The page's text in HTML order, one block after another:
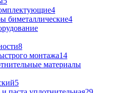
4
биметаллические4
8
монтажа14
материалы
5